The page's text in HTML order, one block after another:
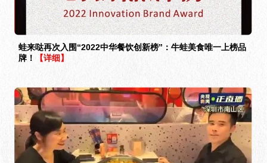
蛙来哒再次入围“2022中华餐饮创新榜”：牛蛙美食唯一上榜品
牌！
【详细】